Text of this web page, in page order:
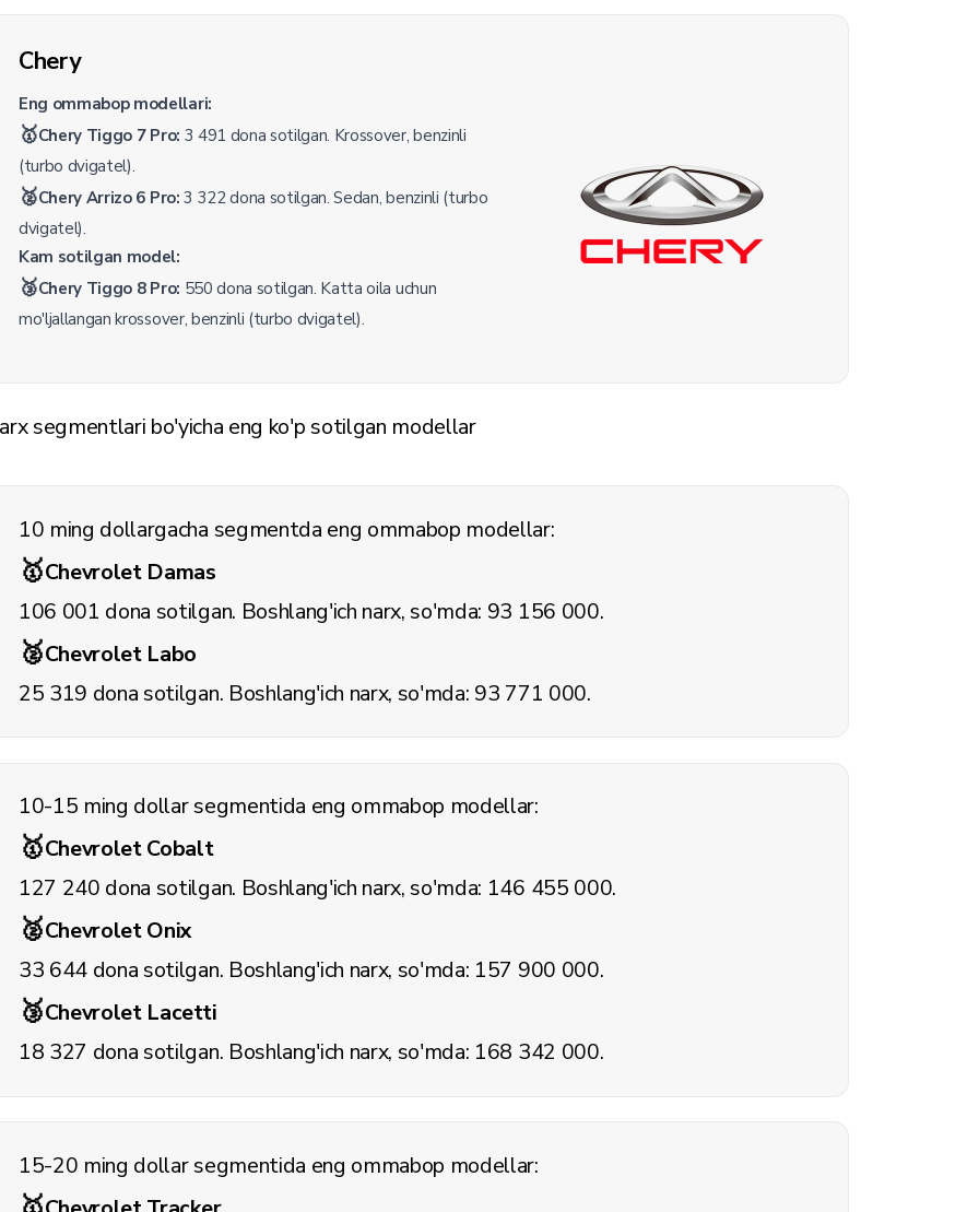
Chery
Eng ommabop modellari:
🥇Chery Tiggo 7 Pro: 3 491 dona sotilgan. Krossover, benzinli
(turbo dvigatel).
🥈Chery Arrizo 6 Pro: 3 322 dona sotilgan. Sedan, benzinli (turbo
dvigatel).
Kam sotilgan model:
🥉Chery Tiggo 8 Pro: 550 dona sotilgan. Katta oila uchun
mo'ljallangan krossover, benzinli (turbo dvigatel).
segmentlari bo'yicha eng ko'p sotilgan modellar
10 ming dollargacha segmentda eng ommabop modellar:
🥇Chevrolet Damas
106 001 dona sotilgan. Boshlang'ich narx, so'mda: 93 156 000.
🥈Chevrolet Labo
25 319 dona sotilgan. Boshlang'ich narx, so'mda: 93 771 000.
10-15 ming dollar segmentida eng ommabop modellar:
🥇Chevrolet Cobalt
127 240 dona sotilgan. Boshlang'ich narx, so'mda: 146 455 000.
🥈Chevrolet Onix
33 644 dona sotilgan. Boshlang'ich narx, so'mda: 157 900 000.
🥉Chevrolet Lacetti
18 327 dona sotilgan. Boshlang'ich narx, so'mda: 168 342 000.
15-20 ming dollar segmentida eng ommabop modellar: